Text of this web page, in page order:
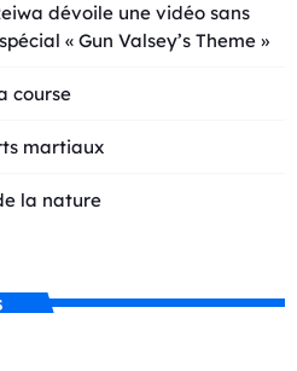
dévoile une vidéo sans
« Gun Valsey’s Theme »
course
martiaux
la nature